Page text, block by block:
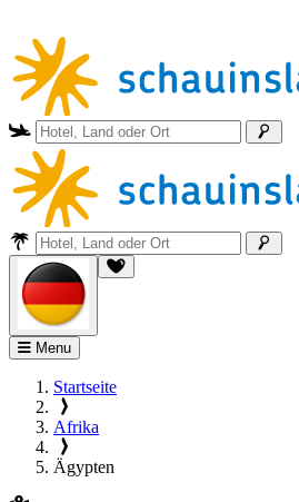
Menu
Startseite
Afrika
Ägypten